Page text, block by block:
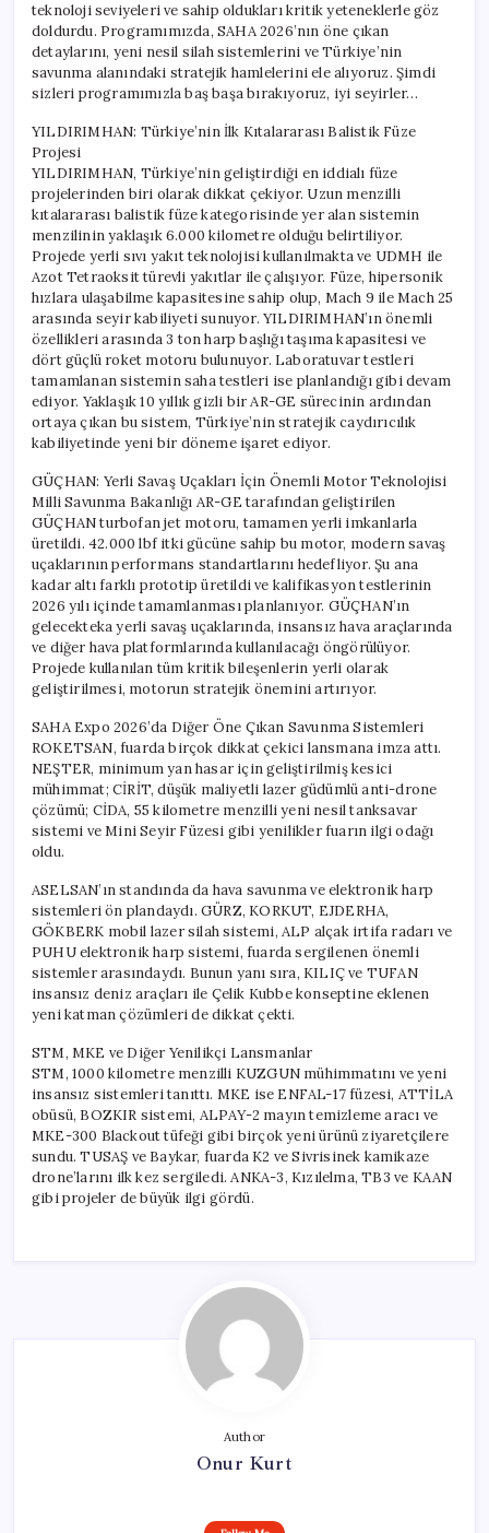
teknoloji seviyeleri ve sahip oldukları kritik yeteneklerle göz
doldurdu. Programımızda, SAHA 2026’nın öne çıkan
detaylarını, yeni nesil silah sistemlerini ve Türkiye’nin
savunma alanındaki stratejik hamlelerini ele alıyoruz. Şimdi
sizleri programımızla baş başa bırakıyoruz, iyi seyirler…
YILDIRIMHAN: Türkiye’nin İlk Kıtalararası Balistik Füze
Projesi
YILDIRIMHAN, Türkiye’nin geliştirdiği en iddialı füze
projelerinden biri olarak dikkat çekiyor. Uzun menzilli
kıtalararası balistik füze kategorisinde yer alan sistemin
menzilinin yaklaşık 6.000 kilometre olduğu belirtiliyor.
Projede yerli sıvı yakıt teknolojisi kullanılmakta ve UDMH ile
Azot Tetraoksit türevli yakıtlar ile çalışıyor. Füze, hipersonik
hızlara ulaşabilme kapasitesine sahip olup, Mach 9 ile Mach 25
arasında seyir kabiliyeti sunuyor. YILDIRIMHAN’ın önemli
özellikleri arasında 3 ton harp başlığı taşıma kapasitesi ve
dört güçlü roket motoru bulunuyor. Laboratuvar testleri
tamamlanan sistemin saha testleri ise planlandığı gibi devam
ediyor. Yaklaşık 10 yıllık gizli bir AR-GE sürecinin ardından
ortaya çıkan bu sistem, Türkiye’nin stratejik caydırıcılık
kabiliyetinde yeni bir döneme işaret ediyor.
GÜÇHAN: Yerli Savaş Uçakları İçin Önemli Motor Teknolojisi
Milli Savunma Bakanlığı AR-GE tarafından geliştirilen
GÜÇHAN turbofan jet motoru, tamamen yerli imkanlarla
üretildi. 42.000 lbf itki gücüne sahip bu motor, modern savaş
uçaklarının performans standartlarını hedefliyor. Şu ana
kadar altı farklı prototip üretildi ve kalifikasyon testlerinin
2026 yılı içinde tamamlanması planlanıyor. GÜÇHAN’ın
gelecekteka yerli savaş uçaklarında, insansız hava araçlarında
ve diğer hava platformlarında kullanılacağı öngörülüyor.
Projede kullanılan tüm kritik bileşenlerin yerli olarak
geliştirilmesi, motorun stratejik önemini artırıyor.
SAHA Expo 2026’da Diğer Öne Çıkan Savunma Sistemleri
ROKETSAN, fuarda birçok dikkat çekici lansmana imza attı.
NEŞTER, minimum yan hasar için geliştirilmiş kesici
mühimmat; CİRİT, düşük maliyetli lazer güdümlü anti-drone
çözümü; CİDA, 55 kilometre menzilli yeni nesil tanksavar
sistemi ve Mini Seyir Füzesi gibi yenilikler fuarın ilgi odağı
oldu.
ASELSAN’ın standında da hava savunma ve elektronik harp
sistemleri ön plandaydı. GÜRZ, KORKUT, EJDERHA,
GÖKBERK mobil lazer silah sistemi, ALP alçak irtifa radarı ve
PUHU elektronik harp sistemi, fuarda sergilenen önemli
sistemler arasındaydı. Bunun yanı sıra, KILIÇ ve TUFAN
insansız deniz araçları ile Çelik Kubbe konseptine eklenen
yeni katman çözümleri de dikkat çekti.
STM, MKE ve Diğer Yenilikçi Lansmanlar
STM, 1000 kilometre menzilli KUZGUN mühimmatını ve yeni
insansız sistemleri tanıttı. MKE ise ENFAL-17 füzesi, ATTİLA
obüsü, BOZKIR sistemi, ALPAY-2 mayın temizleme aracı ve
MKE-300 Blackout tüfeği gibi birçok yeni ürünü ziyaretçilere
sundu. TUSAŞ ve Baykar, fuarda K2 ve Sivrisinek kamikaze
drone’larını ilk kez sergiledi. ANKA-3, Kızılelma, TB3 ve KAAN
gibi projeler de büyük ilgi gördü.
Author
Onur Kurt